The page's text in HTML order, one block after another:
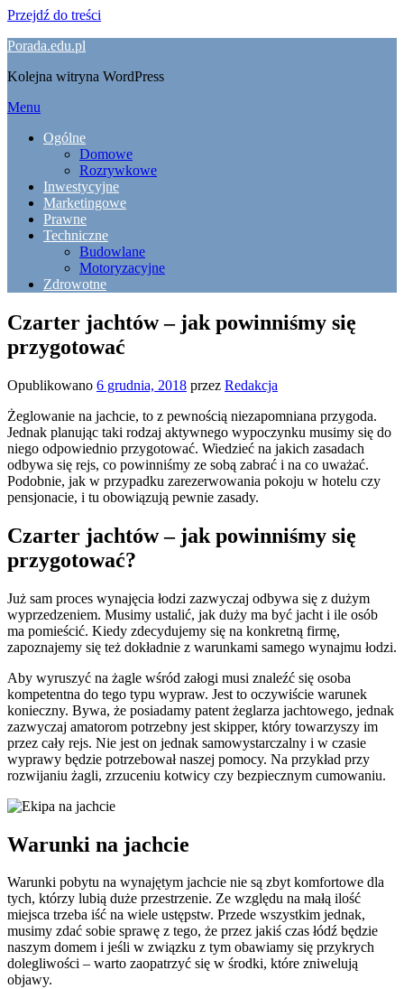
Przejdź do treści
Porada.edu.pl
Kolejna witryna WordPress
Menu
Ogólne
Domowe
Rozrywkowe
Inwestycyjne
Marketingowe
Prawne
Techniczne
Budowlane
Motoryzacyjne
Zdrowotne
Czarter jachtów – jak powinniśmy się
przygotować
Opublikowano 6 grudnia, 2018 przez Redakcja
Żeglowanie na jachcie, to z pewnością niezapomniana przygoda.
Jednak planując taki rodzaj aktywnego wypoczynku musimy się do
niego odpowiednio przygotować. Wiedzieć na jakich zasadach
odbywa się rejs, co powinniśmy ze sobą zabrać i na co uważać.
Podobnie, jak w przypadku zarezerwowania pokoju w hotelu czy
pensjonacie, i tu obowiązują pewnie zasady.
Czarter jachtów – jak powinniśmy się
przygotować?
Już sam proces wynajęcia łodzi zazwyczaj odbywa się z dużym
wyprzedzeniem. Musimy ustalić, jak duży ma być jacht i ile osób
ma pomieścić. Kiedy zdecydujemy się na konkretną firmę,
zapoznajemy się też dokładnie z warunkami samego wynajmu łodzi.
Aby wyruszyć na żagle wśród załogi musi znaleźć się osoba
kompetentna do tego typu wypraw. Jest to oczywiście warunek
konieczny. Bywa, że posiadamy patent żeglarza jachtowego, jednak
zazwyczaj amatorom potrzebny jest skipper, który towarzyszy im
przez cały rejs. Nie jest on jednak samowystarczalny i w czasie
wyprawy będzie potrzebował naszej pomocy. Na przykład przy
rozwijaniu żagli, zrzuceniu kotwicy czy bezpiecznym cumowaniu.
Warunki na jachcie
Warunki pobytu na wynajętym jachcie nie są zbyt komfortowe dla
tych, którzy lubią duże przestrzenie. Ze względu na małą ilość
miejsca trzeba iść na wiele ustępstw. Przede wszystkim jednak,
musimy zdać sobie sprawę z tego, że przez jakiś czas łódź będzie
naszym domem i jeśli w związku z tym obawiamy się przykrych
dolegliwości – warto zaopatrzyć się w środki, które zniwelują
objawy.